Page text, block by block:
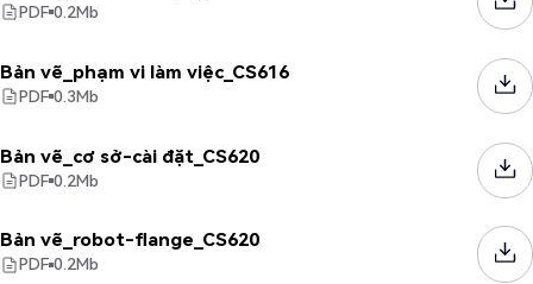
PDF 0.2Mb
Bản vẽ_phạm vi làm việc_CS616
PDF 0.3Mb
Bản vẽ_cơ sở-cài đặt_CS620
PDF 0.2Mb
Bản vẽ_robot-flange_CS620
PDF 0.2Mb